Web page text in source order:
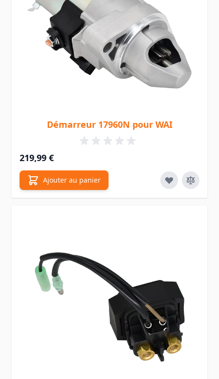
Démarreur 17960N pour WAI
219,99 €
Ajouter au panier